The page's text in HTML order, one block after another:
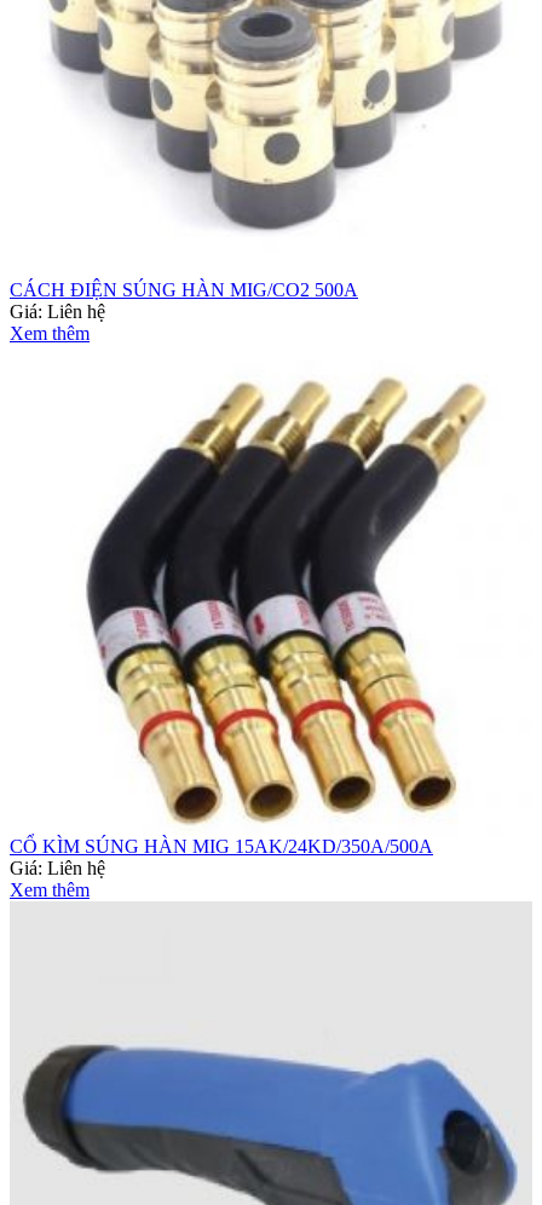
CÁCH ĐIỆN SÚNG HÀN MIG/CO2 500A
Giá: Liên hệ
Xem thêm
CỔ KÌM SÚNG HÀN MIG 15AK/24KD/350A/500A
Giá: Liên hệ
Xem thêm